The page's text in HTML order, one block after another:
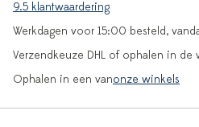
9.5 klantwaardering
Werkdagen voor 15:00 besteld,
Verzendkeuze DHL of ophalen in de
Ophalen in een vanonze winkels